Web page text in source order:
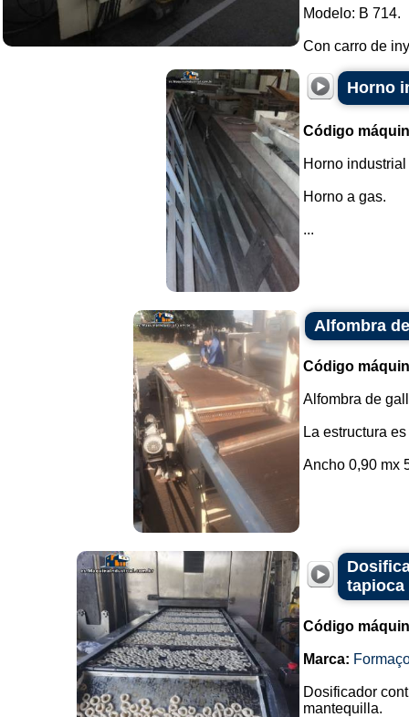
Modelo: B 714.
Con carro de
Horno
Código
Horno
Horno a gas.
...
Alfombra
Código
Alfombra de
La estructura
Ancho 0,90 mx
tapioca
Código
Marca:
Dosificador
mantequilla.